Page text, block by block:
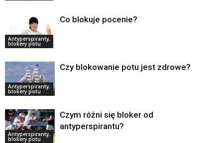
Antyperspiranty,
blokery potu
Co blokuje pocenie?
Antyperspiranty,
blokery potu
Czy blokowanie potu jest zdrowe?
Antyperspiranty,
blokery potu
Czym różni się bloker od
antyperspirantu?